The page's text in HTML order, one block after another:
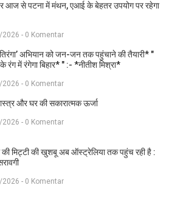
पर आज से पटना में मंथन, एआई के बेहतर उपयोग पर रहेगा
- 0 Komentar
अभियान को जन-जन तक पहुंचाने की तैयारी* "
रंग में रंगेगा बिहार* " :- *नीतीश मिश्रा*
- 0 Komentar
और घर की सकारात्मक ऊर्जा
- 0 Komentar
की मिट्टी की खुशबू अब ऑस्ट्रेलिया तक पहुंच रही है :
- 0 Komentar